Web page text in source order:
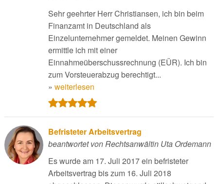
Sehr geehrter Herr Christiansen, ich bin beim
Finanzamt in Deutschland als
Einzelunternehmer gemeldet. Meinen Gewinn
ermittle ich mit einer
Einnahmeüberschussrechnung (EÜR). Ich bin
zum Vorsteuerabzug berechtigt...
» weiterlesen
Befristeter Arbeitsvertrag
beantwortet von Rechtsanwältin Uta Ordemann
Es wurde am 17. Juli 2017 ein befristeter
Arbeitsvertrag bis zum 16. Juli 2018